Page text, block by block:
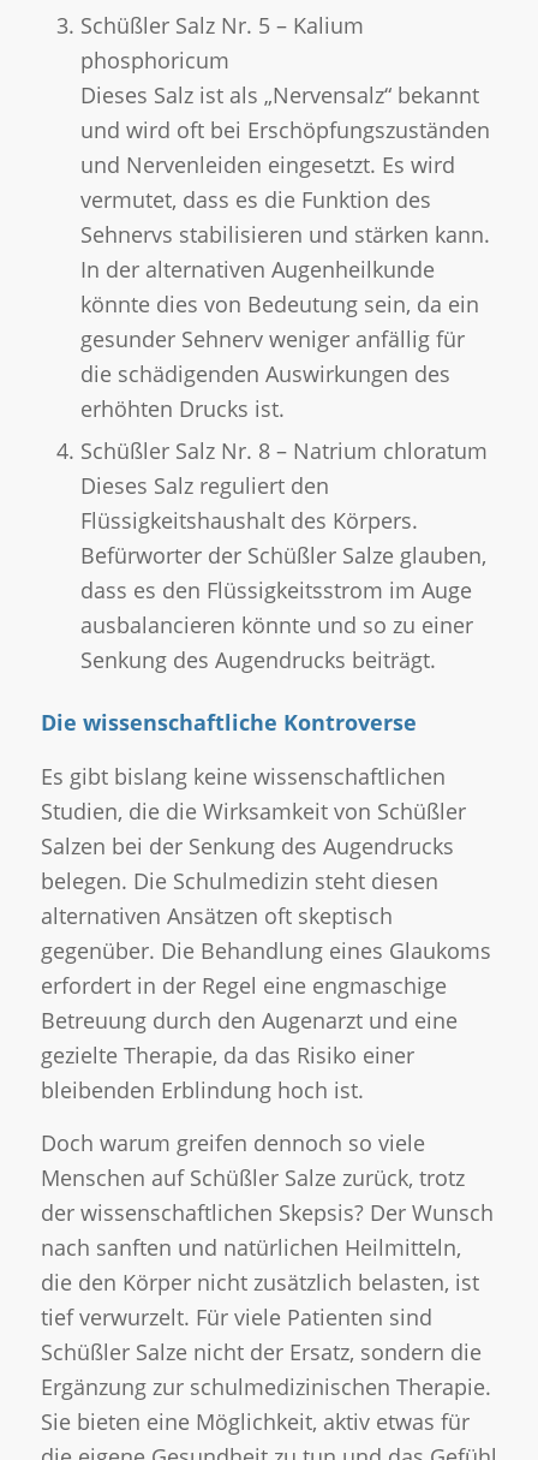
Schüßler Salz Nr. 5 – Kalium
phosphoricum
Dieses Salz ist als „Nervensalz“ bekannt
und wird oft bei Erschöpfungszuständen
und Nervenleiden eingesetzt. Es wird
vermutet, dass es die Funktion des
Sehnervs stabilisieren und stärken kann.
In der alternativen Augenheilkunde
könnte dies von Bedeutung sein, da ein
gesunder Sehnerv weniger anfällig für
die schädigenden Auswirkungen des
erhöhten Drucks ist.
Schüßler Salz Nr. 8 – Natrium chloratum
Dieses Salz reguliert den
Flüssigkeitshaushalt des Körpers.
Befürworter der Schüßler Salze glauben,
dass es den Flüssigkeitsstrom im Auge
ausbalancieren könnte und so zu einer
Senkung des Augendrucks beiträgt.
Die wissenschaftliche Kontroverse
Es gibt bislang keine wissenschaftlichen
Studien, die die Wirksamkeit von Schüßler
Salzen bei der Senkung des Augendrucks
belegen. Die Schulmedizin steht diesen
alternativen Ansätzen oft skeptisch
gegenüber. Die Behandlung eines Glaukoms
erfordert in der Regel eine engmaschige
Betreuung durch den Augenarzt und eine
gezielte Therapie, da das Risiko einer
bleibenden Erblindung hoch ist.
Doch warum greifen dennoch so viele
Menschen auf Schüßler Salze zurück, trotz
der wissenschaftlichen Skepsis? Der Wunsch
nach sanften und natürlichen Heilmitteln,
die den Körper nicht zusätzlich belasten, ist
tief verwurzelt. Für viele Patienten sind
Schüßler Salze nicht der Ersatz, sondern die
Ergänzung zur schulmedizinischen Therapie.
Sie bieten eine Möglichkeit, aktiv etwas für